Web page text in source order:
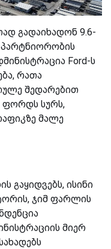
გადაიხადონ 9.6-
Ford-ს
რათა
შედარებით
ფორდს სურს,
მალე
გაყიდვებს, ისინი
ჯიმ ფარლის
მიერ